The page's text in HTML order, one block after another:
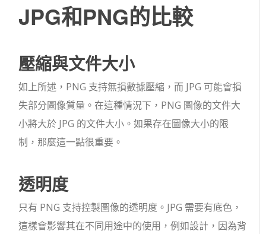
JPG和PNG的比較
壓縮與文件大小
如上所述，PNG 支持無損數據壓縮，而 JPG 可能會損
失部分圖像質量。在這種情況下，PNG 圖像的文件大
小將大於 JPG 的文件大小。如果存在圖像大小的限
制，那麼這一點很重要。
透明度
只有 PNG 支持控製圖像的透明度。JPG 需要有底色，
這樣會影響其在不同用途中的使用，例如設計，因為背